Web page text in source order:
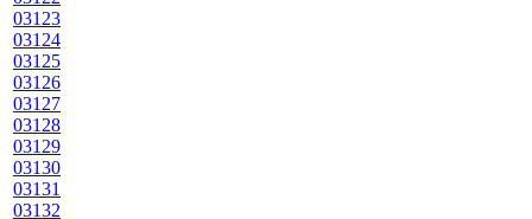
03123
03124
03125
03126
03127
03128
03129
03130
03131
03132